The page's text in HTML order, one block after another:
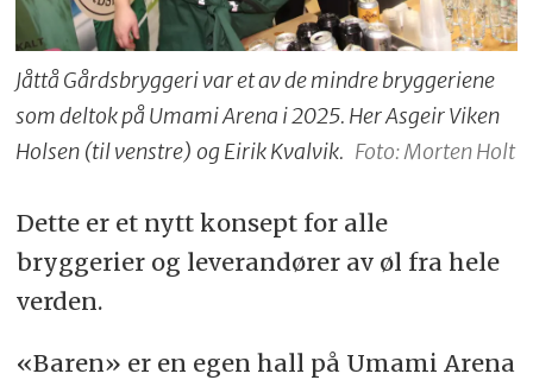
Jåttå Gårdsbryggeri var et av de mindre bryggeriene
som deltok på Umami Arena i 2025. Her Asgeir Viken
Holsen (til venstre) og Eirik Kvalvik. Foto: Morten Holt
Dette er et nytt konsept for alle
bryggerier og leverandører av øl fra hele
verden.
«Baren» er en egen hall på Umami Arena